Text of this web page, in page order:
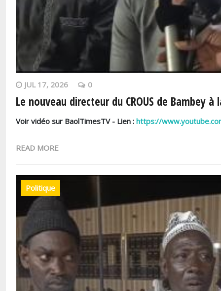
JUL 17, 2026 0
Le nouveau directeur du CROUS de Bambey
Voir vidéo sur BaolTimesTV - Lien : https://
READ MORE
Politique